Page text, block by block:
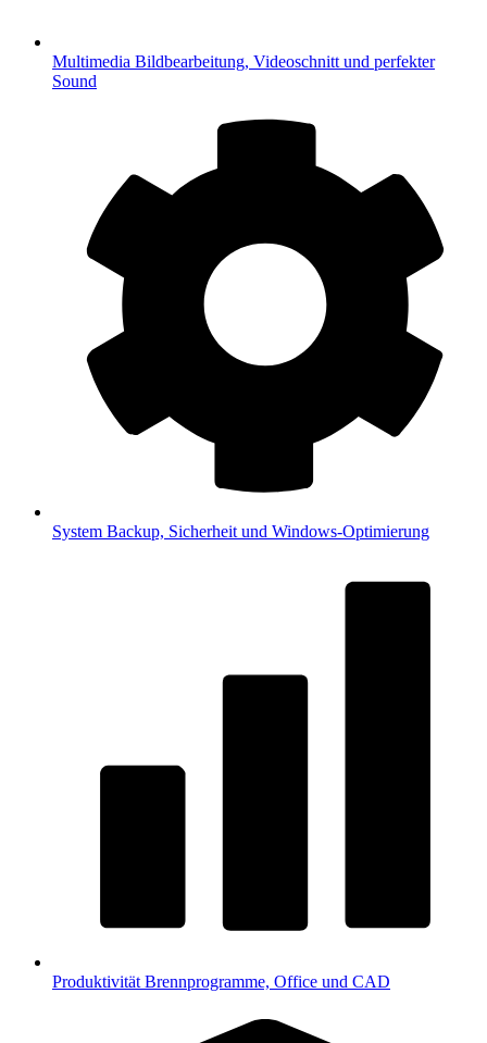
Multimedia Bildbearbeitung, Videoschnitt und perfekter
Sound
System Backup, Sicherheit und Windows-Optimierung
Produktivität Brennprogramme, Office und CAD